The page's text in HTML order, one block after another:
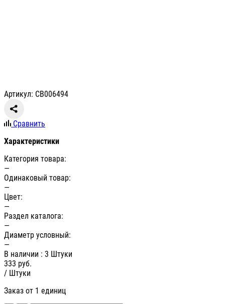
Артикул: СВ006494
Сравнить
Характеристики
Категория товара:
—
Одинаковый товар:
—
Цвет:
—
Раздел каталога:
—
Диаметр условный:
—
В наличии : 3 Штуки
333 руб.
/ Штуки
Заказ от 1 единиц